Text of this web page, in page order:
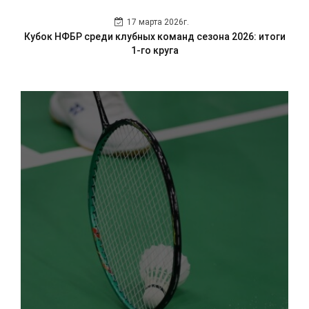
17 марта 2026г.
Кубок НФБР среди клубных команд сезона 2026: итоги
1-го круга